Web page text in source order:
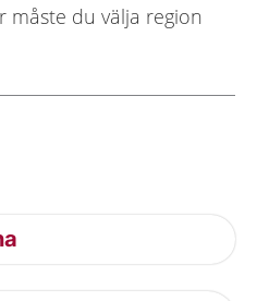
måste du välja region